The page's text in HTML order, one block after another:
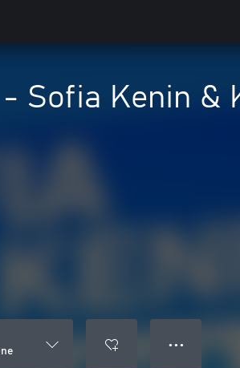
Sofia Kenin &
● ● ●